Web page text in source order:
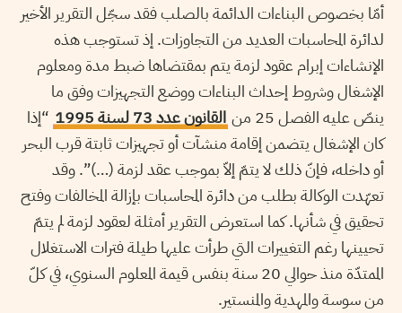
أمّا بخصوص البناءات الدائمة بالصلب فقد سجّل التقرير الأخير
لدائرة المحاسبات العديد من التجاوزات. إذ تستوجب هذه
الإنشاءات إبرام عقود لزمة يتم بمقتضاها ضبط مدة ومعلوم
الإشغال وشروط إحداث البناءات ووضع التجهيزات وفق ما
ينصّ عليه الفصل 25 من
القانون عدد 73 لسنة 1995
“إذا
كان الإشغال يتضمن إقامة منشآت أو تجهيزات ثابتة قرب البحر
أو داخله، فإنّ ذلك لا يتمّ إلاّ بموجب عقد لزمة (…)”. وقد
تعهّدت الوكالة بطلب من دائرة المحاسبات بإزالة المخالفات وفتح
تحقيق في شأنها. كما استعرض التقرير أمثلة لعقود لزمة لم يتمّ
تحيينها رغم التغييرات التي طرأت عليها طيلة فترات الاستغلال
الممتدّة منذ حوالي 20 سنة بنفس قيمة المعلوم السنوي، في كلّ
من سوسة والمهدية والمنستير.